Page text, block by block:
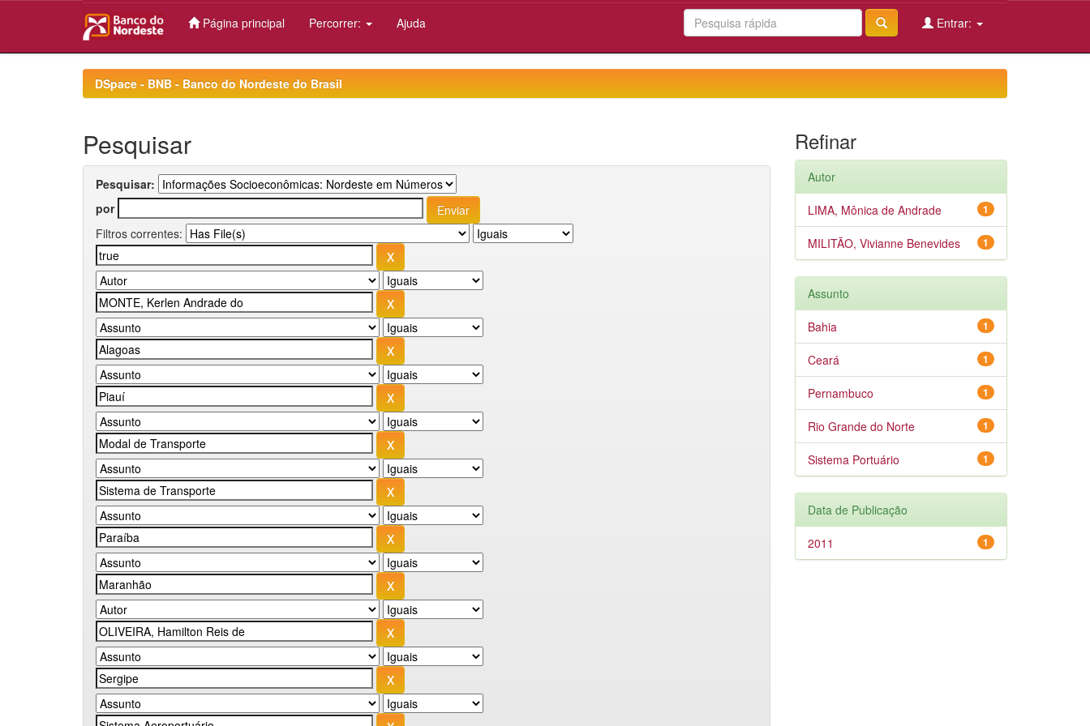
Página principal Percorrer: Ajuda Entrar:
DSpace - BNB - Banco do Nordeste do Brasil
Pesquisar
Pesquisar:
por
Filtros correntes:
Refinar
Autor
1
LIMA, Mônica de Andrade
1
MILITÃO, Vivianne Benevides
Assunto
1
Bahia
1
Ceará
1
Pernambuco
1
Rio Grande do Norte
1
Sistema Portuário
Data de Publicação
1
2011